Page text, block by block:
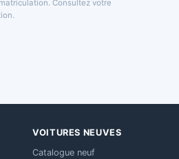
Consultez votre
VOITURES NEUVES
Catalogue neuf